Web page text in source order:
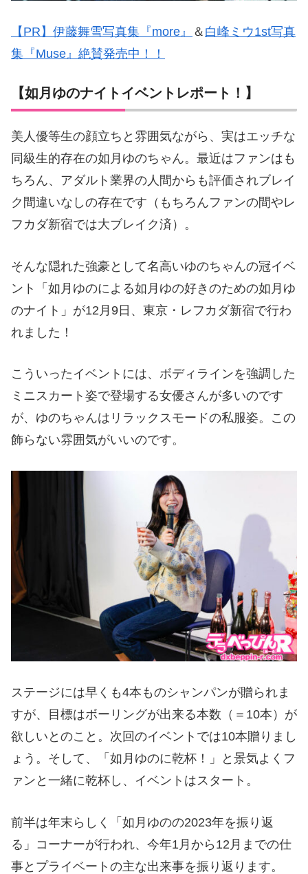
【PR】伊藤舞雪写真集『more』 ＆ 白峰ミウ1st写真
集『Muse』絶賛発売中！！
【如月ゆのナイトイベントレポート！】
美人優等生の顔立ちと雰囲気ながら、実はエッチな
同級生的存在の如月ゆのちゃん。最近はファンはも
ちろん、アダルト業界の人間からも評価されブレイ
ク間違いなしの存在です（もちろんファンの間やレ
フカダ新宿では大ブレイク済）。
そんな隠れた強豪として名高いゆのちゃんの冠イベ
ント「如月ゆのによる如月ゆの好きのための如月ゆ
のナイト」が12月9日、東京・レフカダ新宿で行わ
れました！
こういったイベントには、ボディラインを強調した
ミニスカート姿で登場する女優さんが多いのです
が、ゆのちゃんはリラックスモードの私服姿。この
飾らない雰囲気がいいのです。
ステージには早くも4本ものシャンパンが贈られま
すが、目標はボーリングが出来る本数（＝10本）が
欲しいとのこと。次回のイベントでは10本贈りまし
ょう。そして、「如月ゆのに乾杯！」と景気よくフ
ァンと一緒に乾杯し、イベントはスタート。
前半は年末らしく「如月ゆのの2023年を振り返
る」コーナーが行われ、今年1月から12月までの仕
事とプライベートの主な出来事を振り返ります。